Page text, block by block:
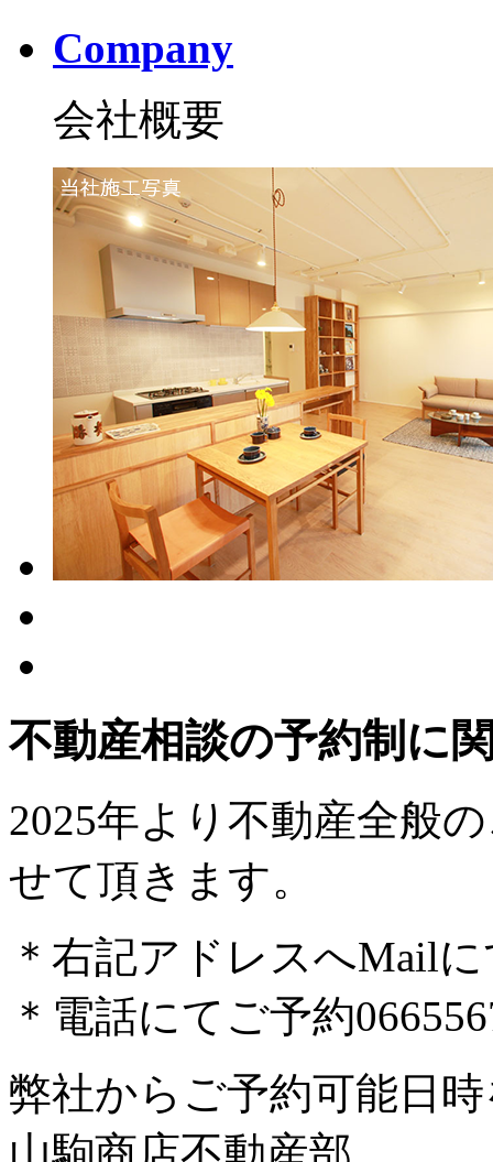
Company
会社概要
不動産相談の予約制に
2025年より不動産全般
せて頂きます。
＊右記アドレスへMail
＊電話にてご予約
弊社からご予約可能日